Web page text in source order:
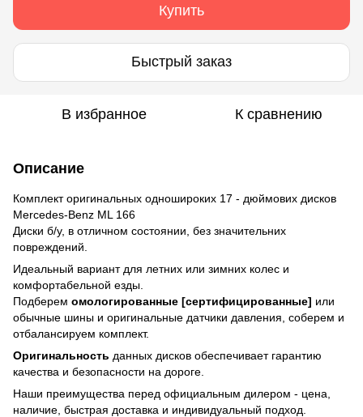
Купить
Быстрый заказ
В избранное К сравнению
Описание
Комплект оригинальных одношироких 17 - дюймових дисков
Mercedes-Benz ML 166
Диски б/у, в отличном состоянии, без значительних
повреждений.
Идеальный вариант для летних или зимних колес и
комфортабельной езды.
Подберем омологированные [сертифицированные] или
обычные шины и оригинальные датчики давления, соберем и
отбалансируем комплект.
Оригинальность данных дисков обеспечивает гарантию
качества и безопасности на дороге.
Наши преимущества перед официальным дилером - цена,
наличие, быстрая доставка и индивидуальный подход.